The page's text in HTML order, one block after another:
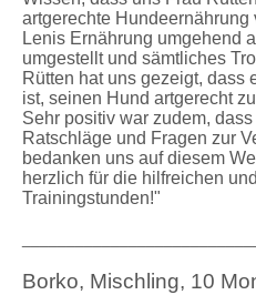
artgerechte Hundeernährung
Lenis Ernährung umgehend
umgestellt und sämtliches
Rütten hat uns gezeigt, dass
ist, seinen Hund artgerecht
Sehr positiv war zudem,
Ratschläge und Fragen zur
bedanken uns auf diesem
herzlich für die hilfreichen
Trainingstunden!"
Borko, Mischling, 10